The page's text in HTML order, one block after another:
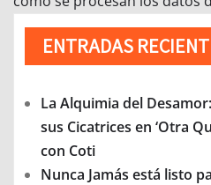
ENTRADAS
La Alquimia del
sus Cicatrices en ‘Otra
con Coti
Nunca Jamás está listo